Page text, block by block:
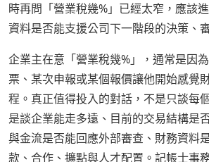
時再問「營業稅幾%」已經太窄，應該
資料是否能支援公司下一階段的決策、
企業主在意「營業稅幾%」，通常是因
票、某次申報或某個報價讓他開始感覺
程。真正值得投入的對話，不是只談每
是談企業能走多遠、目前的交易結構是
與金流是否能回應外部審查、財務資料
款、合作、擴點與人才配置。記帳士事